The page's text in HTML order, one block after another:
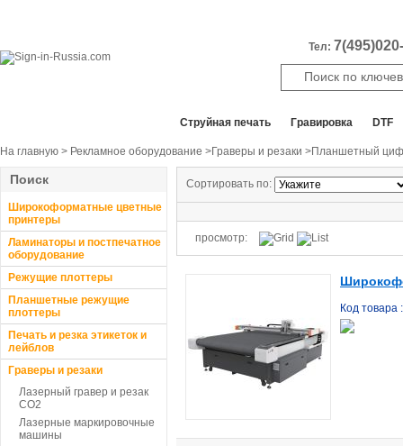
Тел:
Cтруйная печать Гравировка DTF
На главную > Рекламное оборудование >Граверы и резаки >Планшетный
Поиск
Широкоформатные цветные
принтеры
Ламинаторы и постпечатное
оборудование
Режущие плоттеры
Планшетные режущие
плоттеры
Печать и резка этикеток и
лейблов
Граверы и резаки
Лазерный гравер и резак
CO2
Лазерные маркировочные
машины
Сортировать по:
просмотр:
Код товара